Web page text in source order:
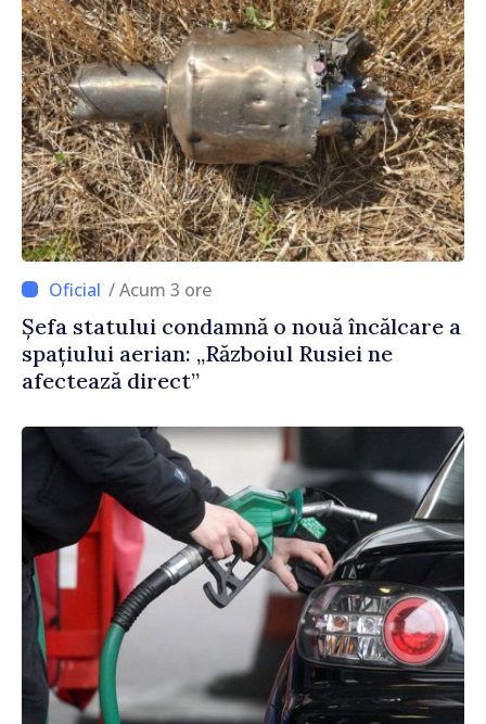
/ Acum 3 ore
Șefa statului condamnă o nouă încălcare a
spațiului aerian: „Războiul Rusiei ne
afectează direct”